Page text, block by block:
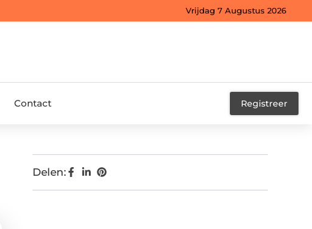
Vrijdag 7 Augustus 2026
Contact Registreer
Delen: